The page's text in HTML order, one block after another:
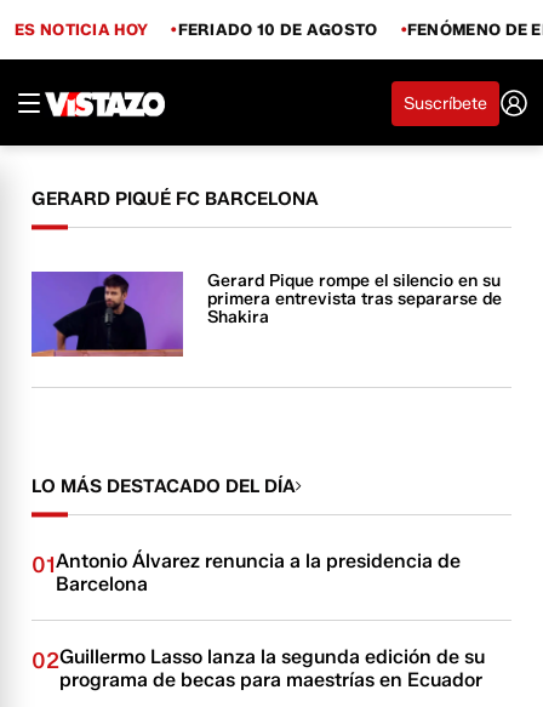
ES NOTICIA HOY FERIADO 10 DE AGOSTO FENÓMENO DE
Suscríbete
GERARD PIQUÉ FC BARCELONA
Gerard Pique rompe el silencio en su
primera entrevista tras separarse de
Shakira
LO MÁS DESTACADO DEL DÍA
01Antonio Álvarez renuncia a la presidencia de
Barcelona
02Guillermo Lasso lanza la segunda edición de su
programa de becas para maestrías en Ecuador